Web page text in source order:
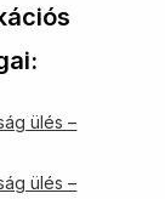
ülés –
ülés –